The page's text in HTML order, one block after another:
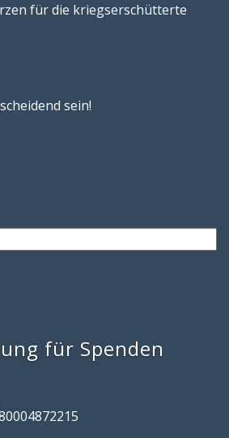
für die kriegserschütterte
sein!
für Spenden